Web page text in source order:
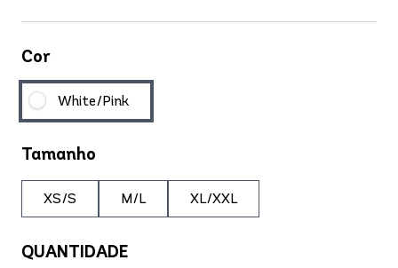
Cor
White/Pink
Tamanho
XS/S M/L XL/XXL
QUANTIDADE